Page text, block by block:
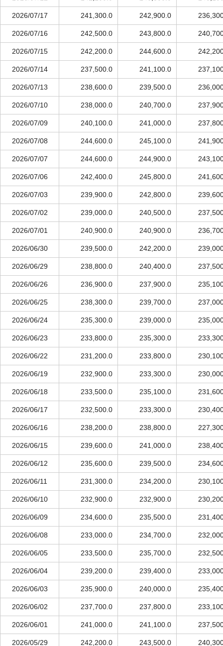
2026/07/17 241,300.0 242,900.0
2026/07/16 242,500.0 243,800.0
2026/07/15 242,200.0 244,600.0
2026/07/14 237,500.0 241,100.0
2026/07/13 238,600.0 239,500.0
2026/07/10 238,000.0 240,700.0
2026/07/09 240,100.0 241,000.0
2026/07/08 244,600.0 245,100.0
2026/07/07 244,600.0 244,900.0
2026/07/06 242,400.0 245,800.0
2026/07/03 239,900.0 242,800.0
2026/07/02 239,000.0 240,500.0
2026/07/01 240,900.0 240,900.0
2026/06/30 239,500.0 242,200.0
2026/06/29 238,800.0 240,400.0
2026/06/26 236,900.0 237,900.0
2026/06/25 238,300.0 239,700.0
2026/06/24 235,300.0 239,000.0
2026/06/23 233,800.0 235,300.0
2026/06/22 231,200.0 233,800.0
2026/06/19 232,900.0 233,300.0
2026/06/18 233,500.0 235,100.0
2026/06/17 232,500.0 233,300.0
2026/06/16 238,200.0 238,800.0
2026/06/15 239,600.0 241,000.0
2026/06/12 235,600.0 239,500.0
2026/06/11 231,300.0 234,200.0
2026/06/10 232,900.0 232,900.0
2026/06/09 234,600.0 235,500.0
2026/06/08 233,000.0 234,700.0
2026/06/05 233,500.0 235,700.0
2026/06/04 239,200.0 239,400.0
2026/06/03 235,900.0 240,000.0
2026/06/02 237,700.0 237,800.0
2026/06/01 241,000.0 241,100.0
2026/05/29 242,200.0 243,500.0